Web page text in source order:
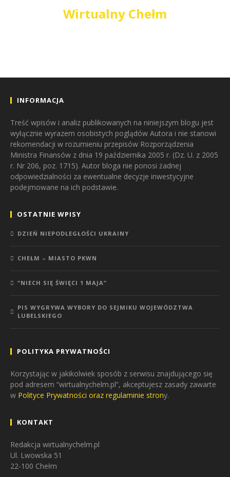
Wirtualny Chełm
INFORMACJA
Treść wpisów i analiz publikowanych na niniejszym blogu jest
wyłącznie wyrazem osobistych poglądów Autora i nie stanowi
rekomendacji w rozumieniu przepisów Rozporządzenia
Ministra Finansów z dnia 19 października 2005 r. (Dz. U. z 2005
r. Nr 206, poz. 1715). Autor bloga nie ponosi żadnej
odpowiedzialności za ewentualne decyzje inwestycyjne
podejmowane na ich podstawie.
OSTATNIE WPISY
DZIEŃ NIEPODLEGŁOŚCI UKRAINY
CHEŁM – MIASTO PKWN
“NIECH SIĘ ŚWIĘCI 1 MAJA”
PIS WYGRYWA WYBORY DO SEJMIKU WOJEWÓDZTWA
LUBELSKIEGO
POLITYKA PRYWATNOŚCI
Korzystając w jakikolwiek sposób z serwisu znajdującego się
pod adresem “wirtualnychelm.pl”, akceptujesz zasady zawarte
w Polityce Prywatności oraz regulaminie strony.
KONTAKT
Redakcja wirtualnychelm.pl
Ul. Lwowska 51
22-100 Chełm